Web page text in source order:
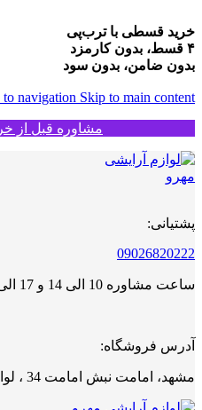
خرید قسطی با ترب‌پی
۴ قسط، بدون کارمزد
بدون ضامن، بدون سود
to navigation Skip to main content
مشاوره قبل از خرید
پشتیانی:
09026820222
ساعت مشاوره 10 الی 14 و 17 الی 21
آدرس فروشگاه:
مشهد، امامت نبش امامت 34 ، لوازم آرایش مهرو